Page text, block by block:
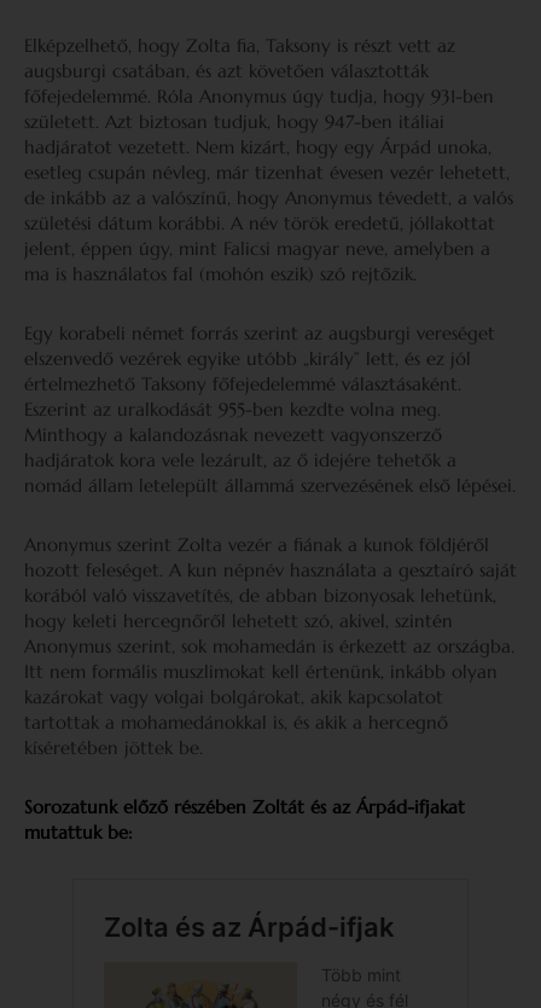
Elképzelhető, hogy Zolta fia, Taksony is részt vett az
augsburgi csatában, és azt követően választották
főfejedelemmé. Róla Anonymus úgy tudja, hogy 931-ben
született. Azt biztosan tudjuk, hogy 947-ben itáliai
hadjáratot vezetett. Nem kizárt, hogy egy Árpád unoka,
esetleg csupán névleg, már tizenhat évesen vezér lehetett,
de inkább az a valószínű, hogy Anonymus tévedett, a valós
születési dátum korábbi. A név török eredetű, jóllakottat
jelent, éppen úgy, mint Falicsi magyar neve, amelyben a
ma is használatos fal (mohón eszik) szó rejtőzik.
Egy korabeli német forrás szerint az augsburgi vereséget
elszenvedő vezérek egyike utóbb „király” lett, és ez jól
értelmezhető Taksony főfejedelemmé választásaként.
Eszerint az uralkodását 955-ben kezdte volna meg.
Minthogy a kalandozásnak nevezett vagyonszerző
hadjáratok kora vele lezárult, az ő idejére tehetők a
nomád állam letelepült állammá szervezésének első lépései.
Anonymus szerint Zolta vezér a fiának a kunok földjéről
hozott feleséget. A kun népnév használata a gesztaíró saját
korából való visszavetítés, de abban bizonyosak lehetünk,
hogy keleti hercegnőről lehetett szó, akivel, szintén
Anonymus szerint, sok mohamedán is érkezett az országba.
Itt nem formális muszlimokat kell értenünk, inkább olyan
kazárokat vagy volgai bolgárokat, akik kapcsolatot
tartottak a mohamedánokkal is, és akik a hercegnő
kíséretében jöttek be.
Sorozatunk előző részében Zoltát és az Árpád-ifjakat
mutattuk be: